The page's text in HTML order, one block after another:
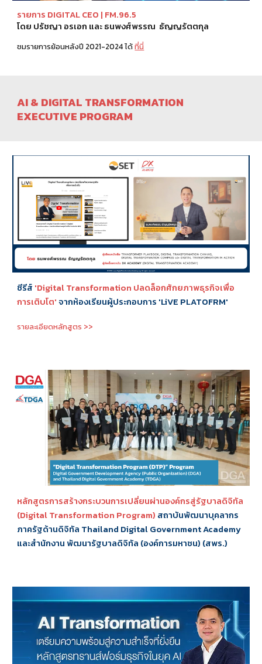
รายการ DIGITALCEO | FM.96.5
โดย ปรัชญา อรเอก และ ธนพงศ์พรรณ ธัญญรัตตกุล
ชมรายการย้อนหลังปี 2021-2024ได้ที่นี่
AI & DIGITAL TRANSFORMATION
EXECUTIVE PROGRAM
ซีรีส์ 'Digital Transformation ปลดล็อกศักยภาพธุรกิจเพื่อ
การเติบโต' จากห้องเรียนผู้ประกอบการ 'LiVE PLATOFRM'
รายละเอียดหลักสูตร >>
หลักสูตรการสร้างกระบวนการเปลี่ยนผ่านองค์กรสู่รัฐบาลดิจิทัล
(Digital Transformation Program) สถาบันพัฒนาบุคลากร
ภาครัฐด้านดิจิทัล Thailand Digital Government Academy
และสำนักงาน พัฒนารัฐบาลดิจิทัล (องค์การมหาชน) (สพร.)